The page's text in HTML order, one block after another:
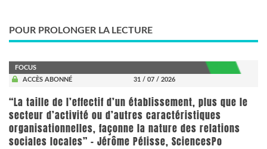
POUR PROLONGER LA LECTURE
FOCUS
ACCÈS ABONNÉ
31 / 07 / 2026
“La taille de l’effectif d’un établissement, plus que le
secteur d’activité ou d’autres caractéristiques
organisationnelles, façonne la nature des relations
sociales locales” - Jérôme Pélisse, SciencesPo